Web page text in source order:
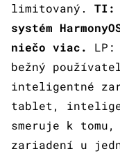
limitovaný. TI:
systém
niečo viac.
bežný
inteligentné
tablet,
smeruje k
zariadení u